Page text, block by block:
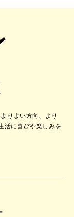
りよい方向、より
活に喜びや楽しみを